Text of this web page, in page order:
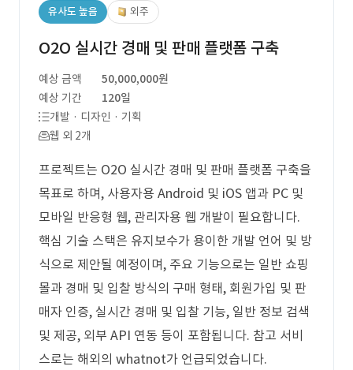
유사도 높음 외주
O2O 실시간 경매 및 판매 플랫폼 구축
예상 금액
50,000,000원
예상 기간
120일
개발 · 디자인 · 기획
웹 외 2개
프로젝트는 O2O 실시간 경매 및 판매 플랫폼 구축을
목표로 하며, 사용자용 Android 및 iOS 앱과 PC 및
모바일 반응형 웹, 관리자용 웹 개발이 필요합니다.
핵심 기술 스택은 유지보수가 용이한 개발 언어 및 방
식으로 제안될 예정이며, 주요 기능으로는 일반 쇼핑
몰과 경매 및 입찰 방식의 구매 형태, 회원가입 및 판
매자 인증, 실시간 경매 및 입찰 기능, 일반 정보 검색
및 제공, 외부 API 연동 등이 포함됩니다. 참고 서비
스로는 해외의 whatnot가 언급되었습니다.